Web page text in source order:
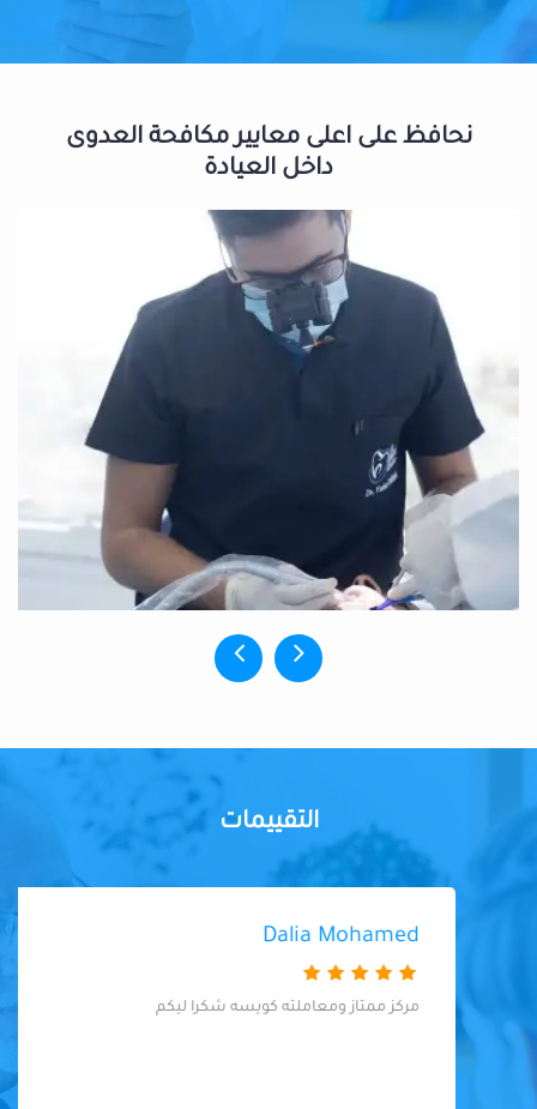
نحافظ على اعلى معايير مكافحة العدوى
داخل العيادة
التقييمات
Dalia Mohamed
مركز ممتاز ومعاملته كويسه شكرا ليكم